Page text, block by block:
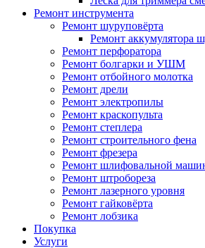
Ремонт инструмента
Ремонт шуруповёрта
Ремонт аккумулятора
Ремонт перфоратора
Ремонт болгарки и УШМ
Ремонт отбойного молотка
Ремонт дрели
Ремонт электропилы
Ремонт краскопульта
Ремонт степлера
Ремонт строительного фена
Ремонт фрезера
Ремонт шлифовальной
Ремонт штробореза
Ремонт лазерного уровня
Ремонт гайковёрта
Ремонт лобзика
Покупка
Услуги